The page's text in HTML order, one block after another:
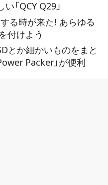
「QCY Q29」
る時が来た! あらゆる
付けよう
とか細かいものをまと
Packer」が便利